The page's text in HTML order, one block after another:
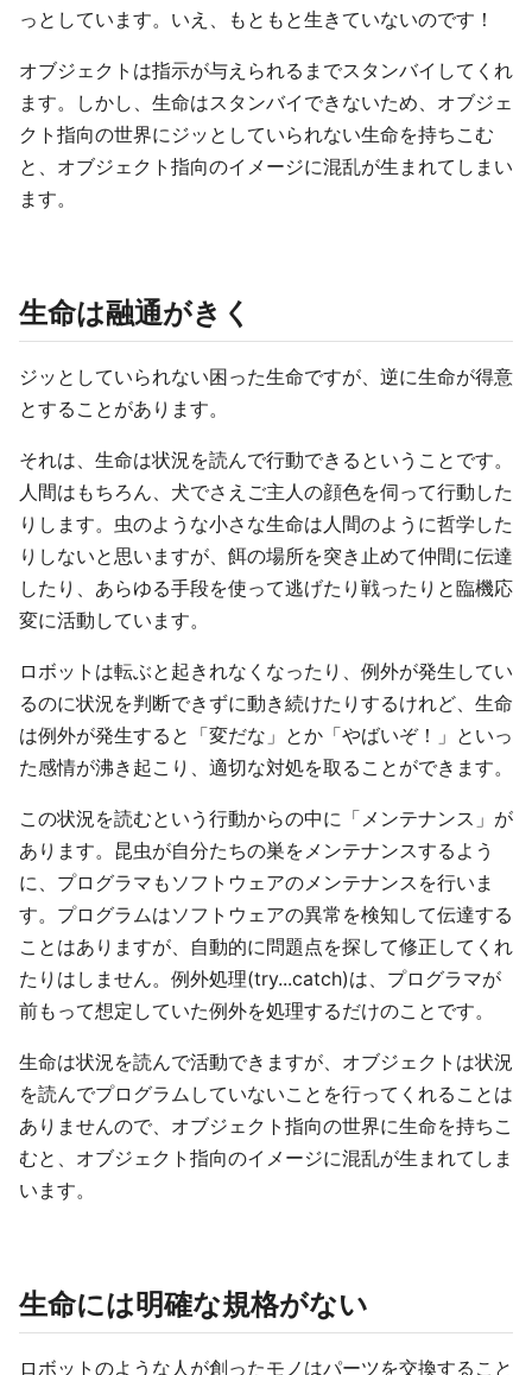
っとしています。いえ、もともと生きていないのです！
オブジェクトは指示が与えられるまでスタンバイしてくれ
ます。しかし、生命はスタンバイできないため、オブジェ
クト指向の世界にジッとしていられない生命を持ちこむ
と、オブジェクト指向のイメージに混乱が生まれてしまい
ます。
生命は融通がきく
ジッとしていられない困った生命ですが、逆に生命が得意
とすることがあります。
それは、生命は状況を読んで行動できるということです。
人間はもちろん、犬でさえご主人の顔色を伺って行動した
りします。虫のような小さな生命は人間のように哲学した
りしないと思いますが、餌の場所を突き止めて仲間に伝達
したり、あらゆる手段を使って逃げたり戦ったりと臨機応
変に活動しています。
ロボットは転ぶと起きれなくなったり、例外が発生してい
るのに状況を判断できずに動き続けたりするけれど、生命
は例外が発生すると「変だな」とか「やばいぞ！」といっ
た感情が沸き起こり、適切な対処を取ることができます。
この状況を読むという行動からの中に「メンテナンス」が
あります。昆虫が自分たちの巣をメンテナンスするよう
に、プログラマもソフトウェアのメンテナンスを行いま
す。プログラムはソフトウェアの異常を検知して伝達する
ことはありますが、自動的に問題点を探して修正してくれ
たりはしません。例外処理(try...catch)は、プログラマが
前もって想定していた例外を処理するだけのことです。
生命は状況を読んで活動できますが、オブジェクトは状況
を読んでプログラムしていないことを行ってくれることは
ありませんので、オブジェクト指向の世界に生命を持ちこ
むと、オブジェクト指向のイメージに混乱が生まれてしま
います。
生命には明確な規格がない
ロボットのような人が創ったモノはパーツを交換すること